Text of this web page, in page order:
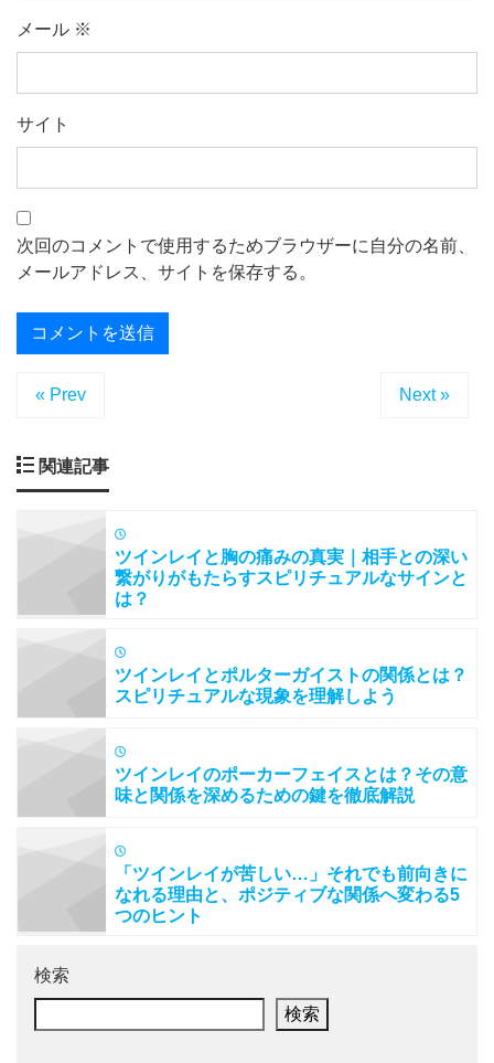
メール ※
サイト
次回のコメントで使用するためブラウザーに自分の名前、
メールアドレス、サイトを保存する。
« Prev Next »
関連記事
ツインレイと胸の痛みの真実｜相手との深い
繋がりがもたらすスピリチュアルなサインと
は？
ツインレイとポルターガイストの関係とは？
スピリチュアルな現象を理解しよう
ツインレイのポーカーフェイスとは？その意
味と関係を深めるための鍵を徹底解説
「ツインレイが苦しい…」それでも前向きに
なれる理由と、ポジティブな関係へ変わる5
つのヒント
検索
検索